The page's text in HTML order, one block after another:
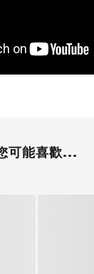
可能喜歡...